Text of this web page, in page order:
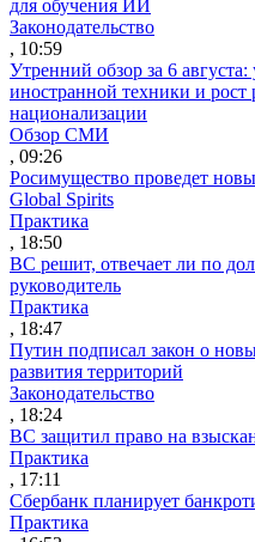
для обучения ИИ
Законодательство
, 10:59
Утренний обзор за 6
иностранной техники и рост
национализации
Обзор СМИ
, 09:26
Росимущество проведет
Global Spirits
Практика
, 18:50
ВС решит, отвечает ли по
руководитель
Практика
, 18:47
Путин подписал закон о
развития территорий
Законодательство
, 18:24
ВС защитил право на
Практика
, 17:11
Сбербанк планирует
Практика